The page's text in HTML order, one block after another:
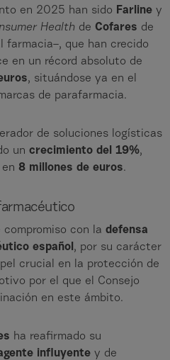
en 2025 han sido Farline y
Health de Cofares de
que han crecido
en un récord absoluto de
, situándose ya en el
de parafarmacia.
de soluciones logísticas
un crecimiento del 19%,
8 millones de euros.
con la defensa
español , por su carácter
crucial en la protección de
por el que el Consejo
en este ámbito.
ha reafirmado su
influyente y de